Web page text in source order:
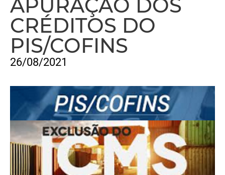
APURAÇÃO DOS
CRÉDITOS DO
PIS/COFINS
26/08/2021